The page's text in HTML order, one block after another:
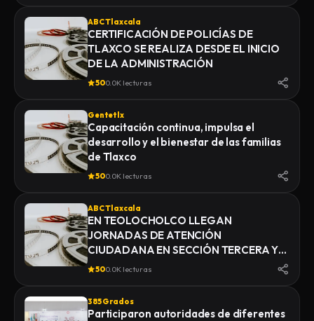
ABC Tlaxcala
CERTIFICACIÓN DE POLICÍAS DE
TLAXCO SE REALIZA DESDE EL INICIO
DE LA ADMINISTRACIÓN
500.0K lecturas
Gentetlx
Capacitación continua, impulsa el
desarrollo y el bienestar de las familias
de Tlaxco
500.0K lecturas
ABC Tlaxcala
EN TEOLOCHOLCO LLEGAN
JORNADAS DE ATENCIÓN
CIUDADANA EN SECCIÓN TERCERA Y
ACXOTLA DEL MONTE
500.0K lecturas
385 Grados
Participaron autoridades de diferentes